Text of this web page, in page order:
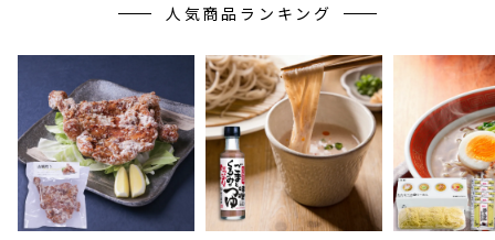
人気商品ランキング